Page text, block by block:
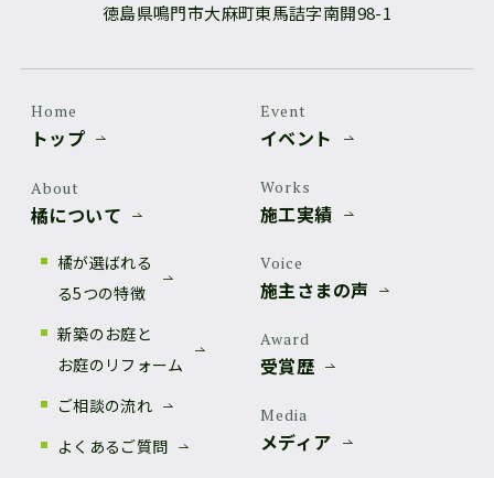
徳島県鳴門市大麻町東馬詰字南開98-1
Home
トップ
About
橘について
橘が選ばれる
る5つの特徴
新築のお庭と
お庭のリフォーム
ご相談の流れ
よくあるご質問
Event
イベント
Works
施工実績
Voice
施主さまの声
Award
受賞歴
Media
メディア